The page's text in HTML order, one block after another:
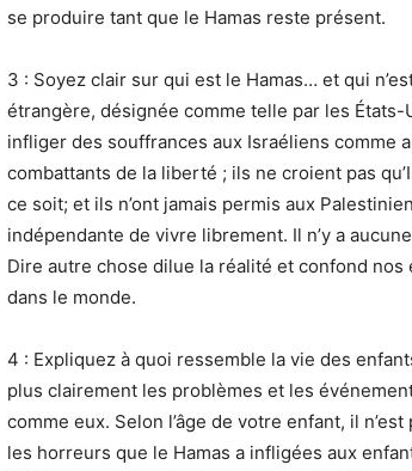
se produire tant que le Hamas reste présent.
3 : Soyez clair sur qui est le Hamas… et qui
étrangère, désignée comme telle par les
infliger des souffrances aux Israéliens comme
combattants de la liberté ; ils ne croient pas
ce soit; et ils n’ont jamais permis aux
indépendante de vivre librement. Il n’y a
Dire autre chose dilue la réalité et confond
dans le monde.
4 : Expliquez à quoi ressemble la vie des
plus clairement les problèmes et les
comme eux. Selon l’âge de votre enfant, il
les horreurs que le Hamas a infligées aux